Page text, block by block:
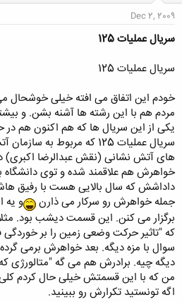
Dec 2, 2009
سریال عملیات 125
سریال عملیات 125
خودم این اتفاق می افته خیلی
مردم هم با این رشته ها آشنه بشن. و
سریال عملیات 125 که مربوط
های آتش نشانی (نقش عبدالرضا اکبری)
خواهرش هم علاقمند شده و توی
داداشش که سال بالایی هست با رفیق
جمله خواهرش رو سرکار می ذارن
و یه
برگزار می کنن. این قسمت دیشب بود.
که "تاثیر حرکت وضعی زمین را بر خوردگی
سوال با مزه دیگه. بعد خواهرش برمی
دیگه چیه. برادرش هم می گه "متالورژی
من که با این قسمتش خیلی حال کردم
اگه تونستید تکرارش رو ببینید.